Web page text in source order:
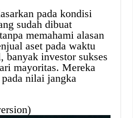
pada kondisi
sudah dibuat
memahami alasan
aset pada waktu
banyak investor sukses
mayoritas. Mereka
nilai jangka